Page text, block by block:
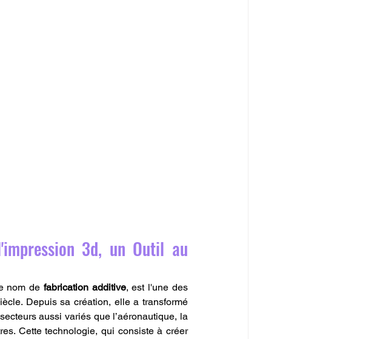
3d, un Outil au
nom de fabrication additive, est l'une des
Depuis sa création, elle a transformé
aussi variés que l’aéronautique, la
Cette technologie, qui consiste à créer